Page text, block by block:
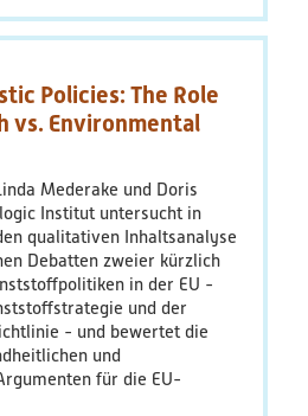
Policies: The Role
vs. Environmental
Mederake und Doris
Institut untersucht in
qualitativen Inhaltsanalyse
Debatten zweier kürzlich
in der EU -
und der
- und bewertet die
und
für die EU-